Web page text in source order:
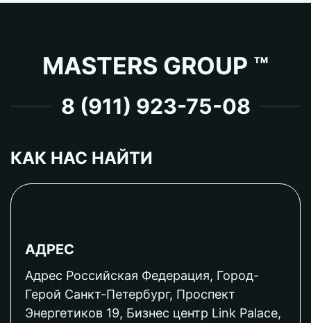
MASTERS GROUP ™
8 (911) 923-75-08
КАК НАС НАЙТИ
АДРЕС
Адрес Российская Федерация, Город-
Герой Санкт-Петербург, Проспект
Энергетиков 19, Бизнес центр Link Palace,